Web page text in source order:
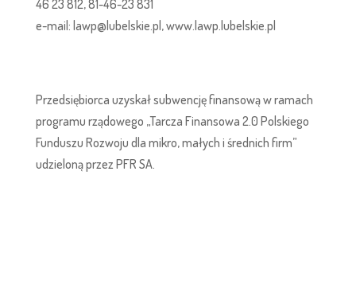
46 23 812, 81-46-23 831
e-mail: lawp@lubelskie.pl, www.lawp.lubelskie.pl
Przedsiębiorca uzyskał subwencję finansową w ramach
programu rządowego „Tarcza Finansowa 2.0 Polskiego
Funduszu Rozwoju dla mikro, małych i średnich firm”
udzieloną przez PFR SA.